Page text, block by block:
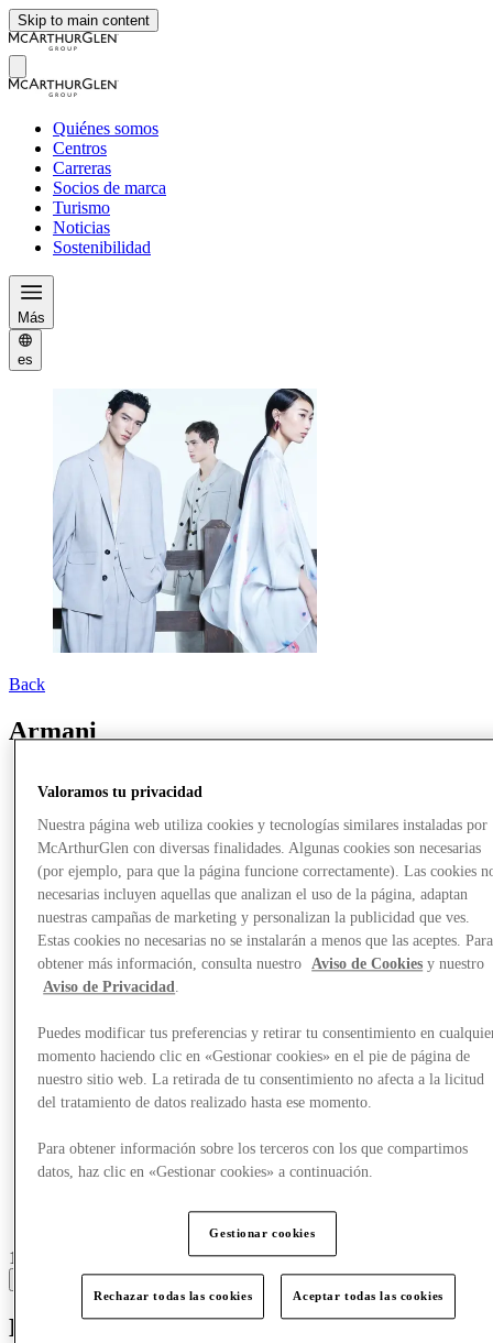
Skip to main content
Quiénes somos
Centros
Carreras
Socios de marca
Turismo
Noticias
Sostenibilidad
Más
es
Back
Armani
11 centres with stores
Descubre a Armani
Valoramos tu privacidad
Nuestra página web utiliza cookies y tecnologías similares instaladas por
McArthurGlen con diversas finalidades. Algunas cookies son necesarias
(por ejemplo, para que la página funcione correctamente). Las cookies
necesarias incluyen aquellas que analizan el uso de la página, adaptan
nuestras campañas de marketing y personalizan la publicidad que ves.
Estas cookies no necesarias no se instalarán a menos que las aceptes. Para
obtener más información, consulta nuestro
Aviso de Cookies y nuestro
Aviso de Privacidad.
Puedes modificar tus preferencias y retirar tu consentimiento en
momento haciendo clic en «Gestionar cookies» en el pie de página de
nuestro sitio web. La retirada de tu consentimiento no afecta a la licitud
del tratamiento de datos realizado hasta ese momento.
Para obtener información sobre los terceros con los que compartimos
datos, haz clic en «Gestionar cookies» a continuación.
Gestionar cookies
Rechazar todas las cookies Aceptar todas las cookies